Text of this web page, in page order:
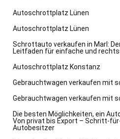
Autoschrottplatz Lünen
Autoschrottplatz Lünen
Schrottauto verkaufen in Marl:
Leitfaden für einfache und
Autoschrottplatz Konstanz
Gebrauchtwagen verkaufen mit
Gebrauchtwagen verkaufen mit
Die besten Möglichkeiten, ein
Von privat bis Export – Schritt-
Autobesitzer